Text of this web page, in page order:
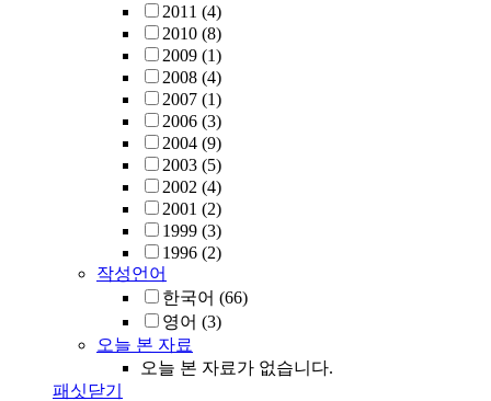
2011 (4)
2010 (8)
2009 (1)
2008 (4)
2007 (1)
2006 (3)
2004 (9)
2003 (5)
2002 (4)
2001 (2)
1999 (3)
1996 (2)
작성언어
한국어 (66)
영어 (3)
오늘 본 자료
오늘 본 자료가 없습니다.
패싯닫기